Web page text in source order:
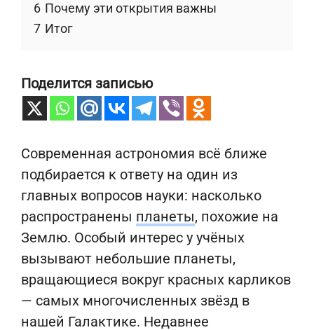
6 Почему эти открытия важны
7 Итог
Поделится записью
Современная астрономия всё ближе
подбирается к ответу на один из
главных вопросов науки: насколько
распространены планеты, похожие на
Землю. Особый интерес у учёных
вызывают небольшие планеты,
вращающиеся вокруг красных карликов
— самых многочисленных звёзд в
нашей Галактике. Недавнее